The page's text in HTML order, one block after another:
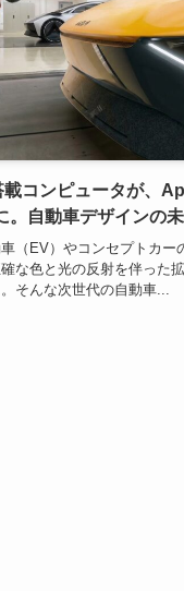
載コンピュータが、
。自動車デザインの
（EV）やコンセプトカー
な色と光の反射を伴った
んな次世代の自動車...